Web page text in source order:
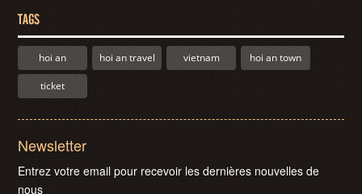
TAGS
hoi an hoi an travel vietnam hoi an town
ticket
Newsletter
Entrez votre email pour recevoir les dernières nouvelles de
nous